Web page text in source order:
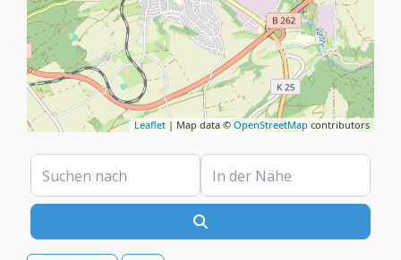
Leaflet | Map data © OpenStreetMapcontributors
Suchen nach In der Nähe